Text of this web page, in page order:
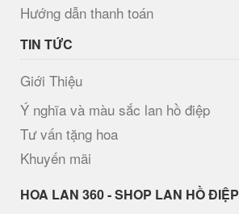
Hướng dẫn thanh toán
TIN TỨC
Giới Thiệu
Ý nghĩa và màu sắc lan hồ điệp
Tư vấn tặng hoa
Khuyến mãi
H​OA LAN 360 - SHOP LAN HỒ ĐIỆP